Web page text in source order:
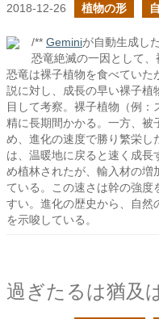
2018-12-26 植物の形
/** Geminiが自動生成し
恐竜絶滅の一因として
恐竜は裸子植物を食べていた
説に対し、成長の早い裸子植
目して考察。裸子植物（例
精に長期間かかる。一方、被
め、進化の速度で勝り繁栄し
は、温暖地に戻ると速く成長
め植林されたが、輸入材の増
ている。この速さは幹の強
すい。進化の歴史から、自然
を示唆している。
過ぎたるは猶及